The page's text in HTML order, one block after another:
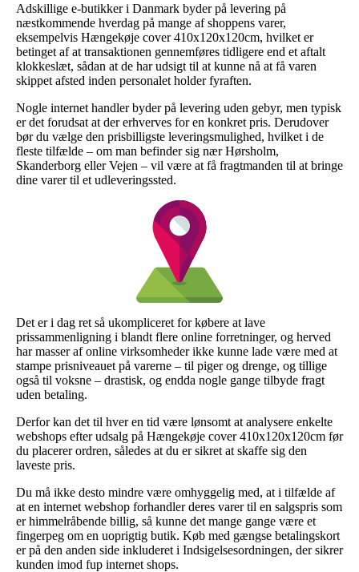
Adskillige e-butikker i Danmark byder på levering på
næstkommende hverdag på mange af shoppens varer,
eksempelvis Hængekøje cover 410x120x120cm, hvilket er
betinget af at transaktionen gennemføres tidligere end et aftalt
klokkeslæt, sådan at de har udsigt til at kunne nå at få varen
skippet afsted inden personalet holder fyraften.
Nogle internet handler byder på levering uden gebyr, men typisk
er det forudsat at der erhverves for en konkret pris. Derudover
bør du vælge den prisbilligste leveringsmulighed, hvilket i de
fleste tilfælde – om man befinder sig nær Hørsholm,
Skanderborg eller Vejen – vil være at få fragtmanden til at bringe
dine varer til et udleveringssted.
Det er i dag ret så ukompliceret for købere at lave
prissammenligning i blandt flere online forretninger, og herved
har masser af online virksomheder ikke kunne lade være med at
stampe prisniveauet på varerne – til piger og drenge, og tillige
også til voksne – drastisk, og endda nogle gange tilbyde fragt
uden betaling.
Derfor kan det til hver en tid være lønsomt at analysere enkelte
webshops efter udsalg på Hængekøje cover 410x120x120cm før
du placerer ordren, således at du er sikret at skaffe sig den
laveste pris.
Du må ikke desto mindre være omhyggelig med, at i tilfælde af
at en internet webshop forhandler deres varer til en salgspris som
er himmelråbende billig, så kunne det mange gange være et
fingerpeg om en uoprigtig butik. Køb med gængse betalingskort
er på den anden side inkluderet i Indsigelsesordningen, der sikrer
kunden imod fup internet shops.